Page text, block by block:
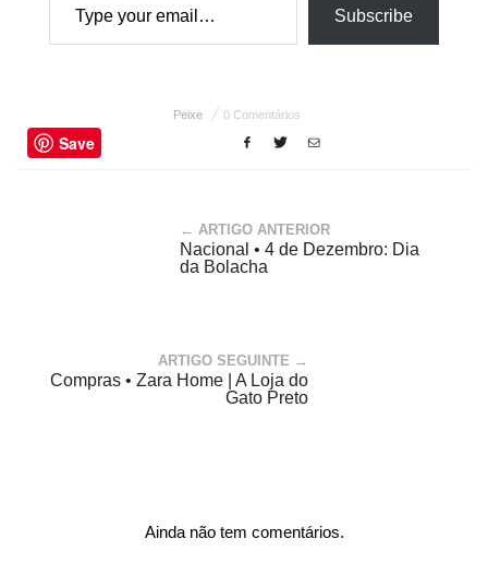
Subscribe
Peixe 0 Comentários
Save
← ARTIGO ANTERIOR
Nacional • 4 de Dezembro: Dia
da Bolacha
ARTIGO SEGUINTE →
Compras • Zara Home | A Loja do
Gato Preto
Ainda não tem comentários.